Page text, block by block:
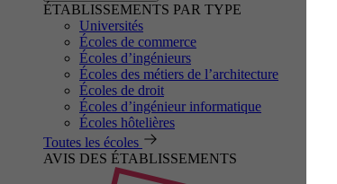
ÉTABLISSEMENTS PAR TYPE
Universités
Écoles de commerce
Écoles d’ingénieurs
Écoles des métiers de l’architecture
Écoles de droit
Écoles d’ingénieur informatique
Écoles hôtelières
Toutes les écoles
AVIS DES ÉTABLISSEMENTS